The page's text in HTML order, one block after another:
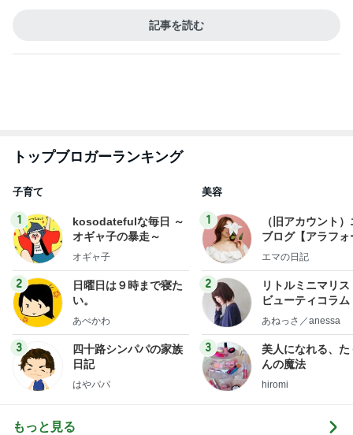
記事を読む
トップブロガーランキング
子育て
1
kosodatefulな毎日 ～
オギャ子の暴走～
オギャ子
2
日曜日は９時まで寝た
い。
あべかわ
3
四十路シンパパの家族
日記
はやパパ
美容
1
（旧アカウント
ブログ【アラフォ
社売却セカンドラ
エマの日記
2
リトルミニマリス
ビューティコラ
little
あねっさ／anessa
3
美人になれる、た
んの魔法
hiromi
もっと見る